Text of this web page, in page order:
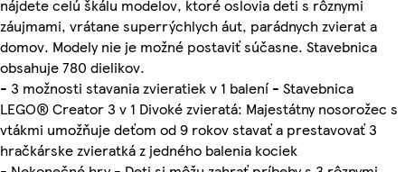
nájdete celú škálu modelov, ktoré oslovia deti s rôznymi
záujmami, vrátane superrýchlych áut, parádnych zvierat a
domov. Modely nie je možné postaviť súčasne. Stavebnica
obsahuje 780 dielikov.
- 3 možnosti stavania zvieratiek v 1 balení - Stavebnica
LEGO® Creator 3 v 1 Divoké zvieratá: Majestátny nosorožec s
vtákmi umožňuje deťom od 9 rokov stavať a prestavovať 3
hračkárske zvieratká z jedného balenia kociek